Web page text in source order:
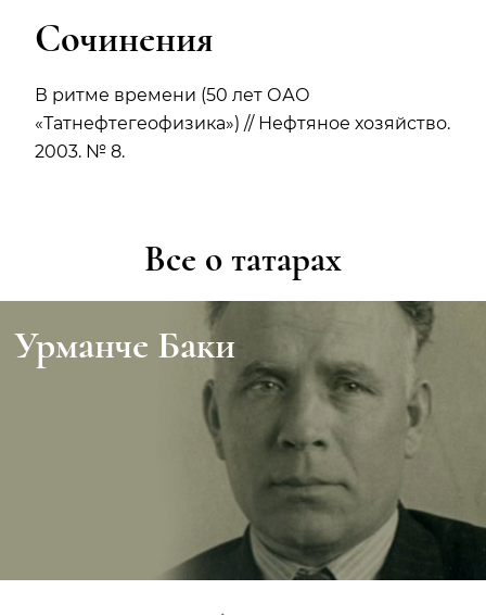
Сочинения
В ритме времени (50 лет ОАО
«Татнефтегеофизика») // Нефтяное хозяйство.
2003. № 8.
Все о татарах
Урманче Баки